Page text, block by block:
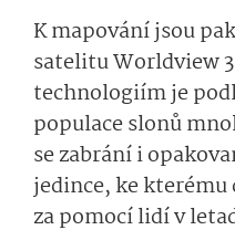
K mapování jsou
satelitu Worldview
technologiím je
populace slonů
se zabrání i
jedince, ke
za pomocí lidí v